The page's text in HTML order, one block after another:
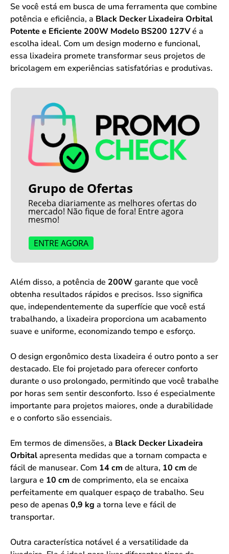
Se você está em busca de uma ferramenta que combine
potência e eficiência, a Black Decker Lixadeira Orbital
Potente e Eficiente 200W Modelo BS200 127Vé a
escolha ideal. Com um design moderno e funcional,
essa lixadeira promete transformar seus projetos de
bricolagem em experiências satisfatórias e produtivas.
Grupo de Ofertas
Receba diariamente as melhores ofertas do
mercado! Não fique de fora! Entre agora
mesmo!
ENTRE AGORA
Além disso, a potência de 200Wgarante que você
obtenha resultados rápidos e precisos. Isso significa
que, independentemente da superfície que você está
trabalhando, a lixadeira proporciona um acabamento
suave e uniforme, economizando tempo e esforço.
O design ergonômico desta lixadeira é outro ponto a ser
destacado. Ele foi projetado para oferecer conforto
durante o uso prolongado, permitindo que você trabalhe
por horas sem sentir desconforto. Isso é especialmente
importante para projetos maiores, onde a durabilidade
e o conforto são essenciais.
Em termos de dimensões, a Black Decker Lixadeira
Orbitalapresenta medidas que a tornam compacta e
fácil de manusear. Com 14 cm de altura, 10 cm de
largura e 10 cm de comprimento, ela se encaixa
perfeitamente em qualquer espaço de trabalho. Seu
peso de apenas 0,9 kg a torna leve e fácil de
transportar.
Outra característica notável é a versatilidade da